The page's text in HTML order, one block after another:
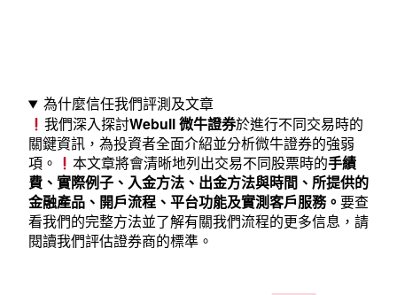
佣
金？
背
景
為什麼信任我們評測及文章
我們深入探討Webull 微牛證券於進行不同交易時的
關鍵資訊，為投資者全面介紹並分析微牛證券的強弱
項。
本文章將會清晰地列出交易不同股票時的手績
費、實際例子、入金方法、出金方法與時間、所提供的
金融產品、開戶流程、平台功能及實測客戶服務。 要查
看我們的完整方法並了解有關我們流程的更多信息， 請
閱讀我們評估證券商的標準 。